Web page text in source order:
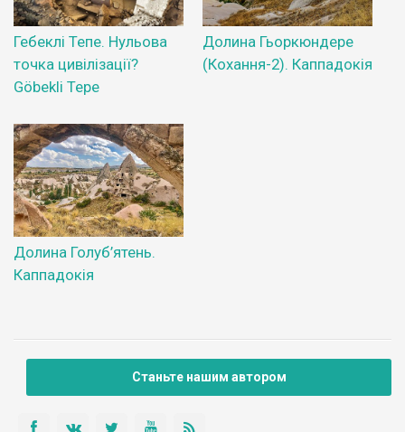
Гебеклі Тепе. Нульова
точка цивілізації?
Göbekli Tepe
Долина Гьоркюндере
(Кохання-2). Каппадокія
Долина Голуб’ятень.
Каппадокія
Станьте нашим автором